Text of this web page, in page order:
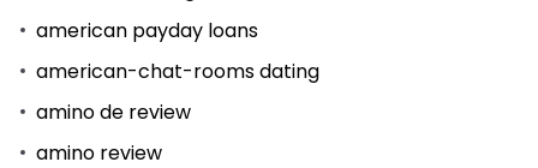
american payday loans
american-chat-rooms dating
amino de review
amino review